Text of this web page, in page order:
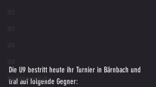
Kampfmannschaft
Die U9 bestritt heute ihr Turnier in Bärnbach und
traf auf folgende Gegner: